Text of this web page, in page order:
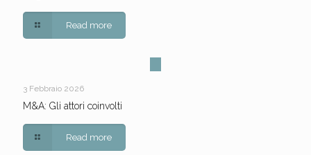
Read more
3 Febbraio 2026
M&A: Gli attori coinvolti
Read more